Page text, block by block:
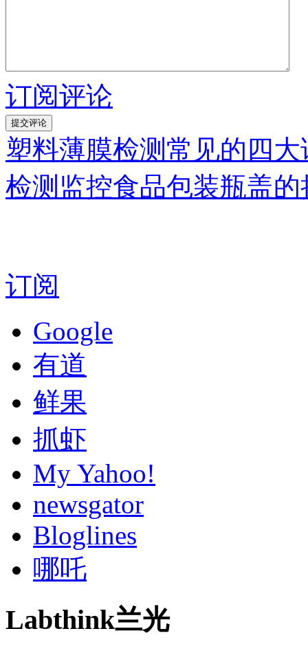
订阅评论
塑料薄膜检测常见的四
检测监控食品包装瓶盖
订阅
Google
有道
鲜果
抓虾
My Yahoo!
newsgator
Bloglines
哪吒
Labthink兰光